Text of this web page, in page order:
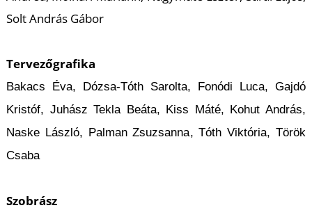
Solt András Gábor
Tervezőgrafika
Bakacs Éva, Dózsa-Tóth Sarolta, Fonódi Luca, Gajdó
Kristóf, Juhász Tekla Beáta, Kiss Máté, Kohut András,
Naske László, Palman Zsuzsanna, Tóth Viktória, Török
Csaba
Szobrász